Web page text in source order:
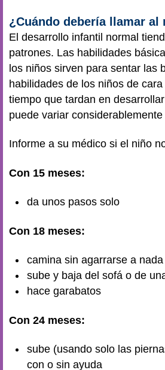
¿Cuándo debería llamar al
El desarrollo infantil normal
patrones. Las habilidades
los niños sirven para sentar las
habilidades de los niños de
tiempo que tardan en
puede variar
Informe a su médico si el niño
Con 15 meses:
da unos pasos solo
Con 18 meses:
camina sin agarrarse a nada
sube y baja del sofá o de
hace garabatos
Con 24 meses:
sube (usando solo las
con o sin ayuda